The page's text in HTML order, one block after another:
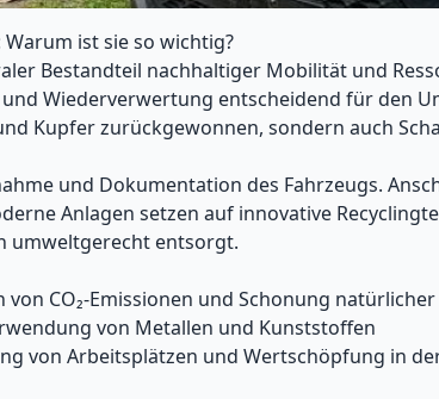
ist sie so wichtig?
Bestandteil nachhaltiger Mobilität und
Wiederverwertung entscheidend für den
Kupfer zurückgewonnen, sondern auch
und Dokumentation des Fahrzeugs.
Anlagen setzen auf innovative
umweltgerecht entsorgt.
CO₂-Emissionen und Schonung natürlicher
von Metallen und Kunststoffen
von Arbeitsplätzen und Wertschöpfung in